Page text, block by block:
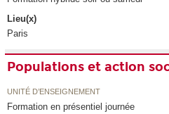
Lieu(x)
Paris
Populations et action
UNITÉ D’ENSEIGNEMENT
Formation en présentiel journée